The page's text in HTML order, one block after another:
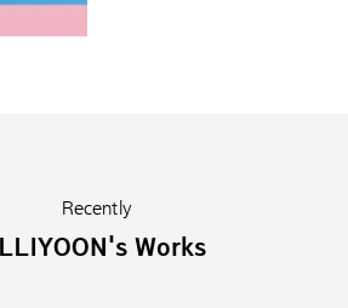
Recently
ILLIYOON's Works